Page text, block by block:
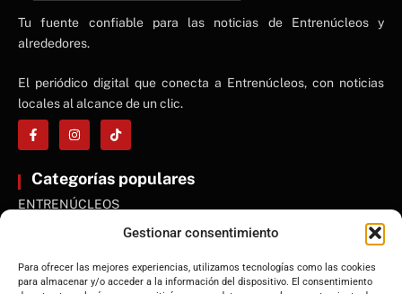
Gestionar consentimiento
Para ofrecer las mejores experiencias, utilizamos tecnologías como las cookies
para almacenar y/o acceder a la información del dispositivo. El consentimiento
NE
NEWS ELEMENTOR
Tu fuente confiable para las noticias de Entrenúcleos y
alrededores.
El periódico digital que conecta a Entrenúcleos, con noticias
locales al alcance de un clic.
Categorías populares
ENTRENÚCLEOS
Andalucía